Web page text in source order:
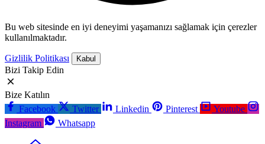
Bu web sitesinde en iyi deneyimi yaşamanızı sağlamak için çerezler
kullanılmaktadır.
Gizlilik Politikası Kabul
Bizi Takip Edin
Bize Katılın
Facebook
Twitter Linkedin Pinterest
Youtube
Instagram
Whatsapp